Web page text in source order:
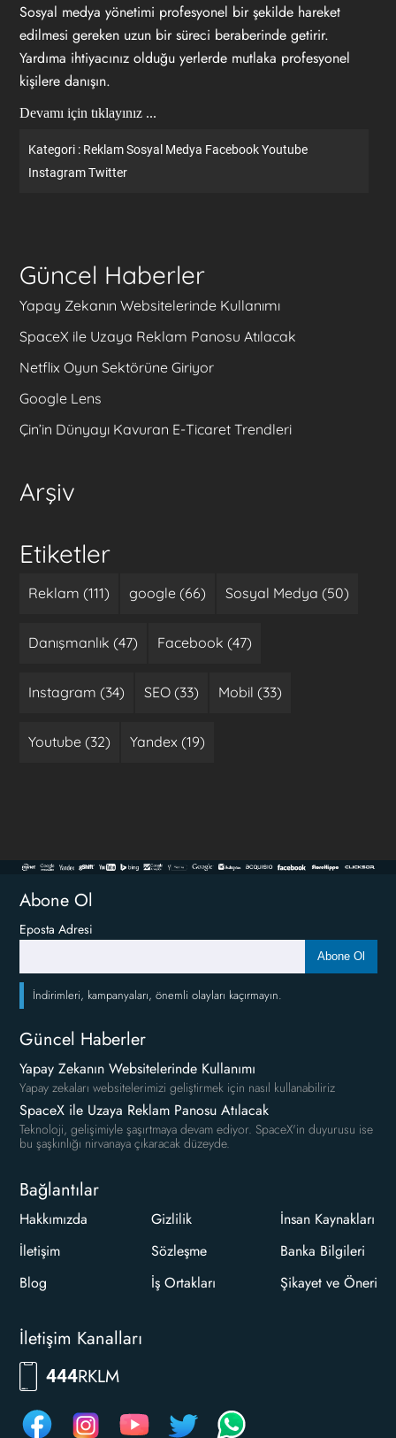
Sosyal medya yönetimi profesyonel bir şekilde hareket
edilmesi gereken uzun bir süreci beraberinde getirir.
Yardıma ihtiyacınız olduğu yerlerde mutlaka profesyonel
kişilere danışın.
Devamı için tıklayınız ...
Kategori : Reklam Sosyal Medya Facebook Youtube
Instagram Twitter
Güncel Haberler
Yapay Zekanın Websitelerinde Kullanımı
SpaceX ile Uzaya Reklam Panosu Atılacak
Netflix Oyun Sektörüne Giriyor
Google Lens
Çin’in Dünyayı Kavuran E-Ticaret Trendleri
Arşiv
Etiketler
Reklam (111) google (66) Sosyal Medya (50)
Danışmanlık (47) Facebook (47)
Instagram (34) SEO (33) Mobil (33)
Youtube (32) Yandex (19)
Abone Ol
Eposta Adresi
Abone Ol
İndirimleri, kampanyaları, önemli olayları kaçırmayın.
Güncel Haberler
Yapay Zekanın Websitelerinde Kullanımı
Yapay zekaları websitelerimizi geliştirmek için nasıl kullanabiliriz
SpaceX ile Uzaya Reklam Panosu Atılacak
Teknoloji, gelişimiyle şaşırtmaya devam ediyor. SpaceX'in duyurusu ise
bu şaşkınlığı nirvanaya çıkaracak düzeyde.
Bağlantılar
Hakkımızda
İletişim
Blog
Gizlilik
Sözleşme
İş Ortakları
İnsan Kaynakları
Banka Bilgileri
Şikayet ve Öneri
İletişim Kanalları
444RKLM